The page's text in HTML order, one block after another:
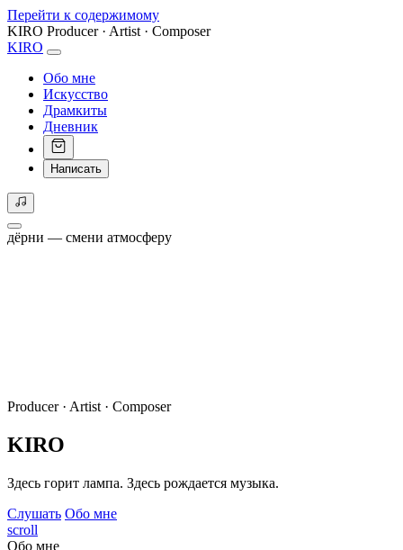
Перейти к содержимому
KIRO Producer · Artist · Composer
KIRO
Обо мне
Искусство
Драмкиты
Дневник
Написать
дёрни — смени атмосферу
Producer · Artist · Composer
KIRO
Здесь горит лампа. Здесь рождается музыка.
Слушать Обо мне
scroll
Обо мне